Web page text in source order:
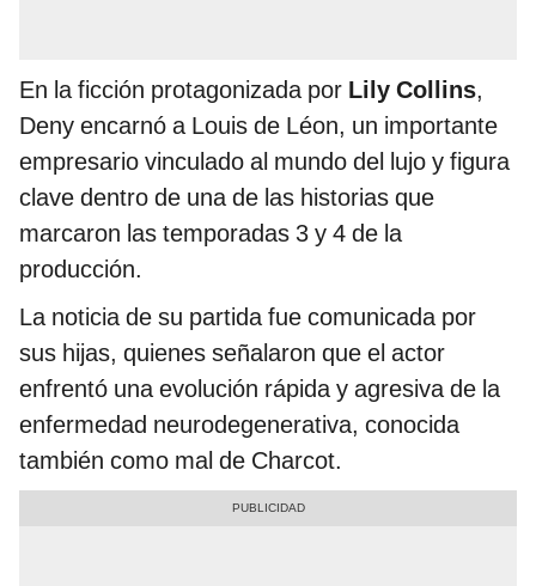
En la ficción protagonizada por Lily Collins,
Deny encarnó a Louis de Léon, un importante
empresario vinculado al mundo del lujo y figura
clave dentro de una de las historias que
marcaron las temporadas 3 y 4 de la
producción.
La noticia de su partida fue comunicada por
sus hijas, quienes señalaron que el actor
enfrentó una evolución rápida y agresiva de la
enfermedad neurodegenerativa, conocida
también como mal de Charcot.